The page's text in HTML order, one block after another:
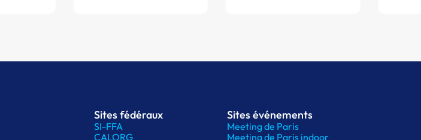
Sites fédéraux
SI-FFA
CALORG
Sites événements
Meeting de Paris
Meeting de Paris indoor